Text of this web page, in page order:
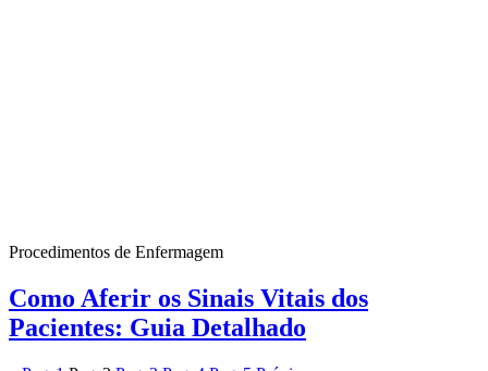
Procedimentos de Enfermagem
Como Aferir os Sinais Vitais dos
Pacientes: Guia Detalhado